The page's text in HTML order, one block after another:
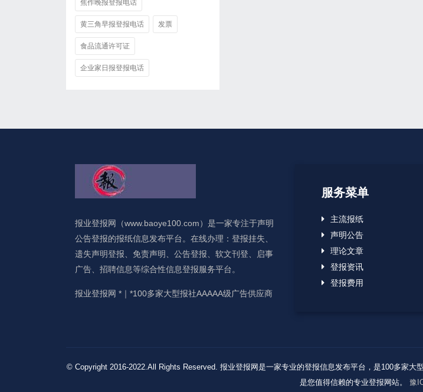
焦作晚报登报电话
黄三角早报登报电话 发票
食品流通许可证
企业家日报登报电话
报业登报网（www.baoye100.com）是一家专注于声明
公告登报的报纸信息发布平台。在线办理：登报挂失、
遗失声明登报、免责声明、公告登报、软文刊登、启事
广告、招聘信息等综合性信息登报服务平台。
报业登报网 *｜*100多家大型报社AAAAA级广告供应商
服务菜单
主流报纸
声明公告
理论文章
登报资讯
登报费用
© Copyright 2016-2022.All Rights Reserved. 报业登报网是一家专业的登报信息发布平台，是100多家
是您值得信赖的专业登报网站。 豫